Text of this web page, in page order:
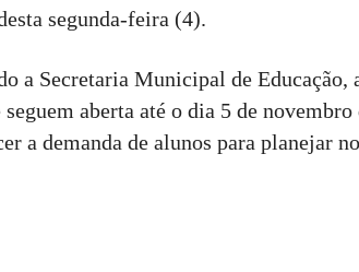
segunda-feira (4).
a Secretaria Municipal de Educação,
seguem aberta até o dia 5 de
a demanda de alunos para planejar